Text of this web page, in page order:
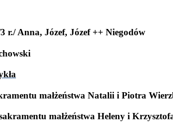
3 r./ Anna, Józef, Józef ++ Niegodów
małżeństwa Natalii i Pio­tra
małżeństwa Heleny i